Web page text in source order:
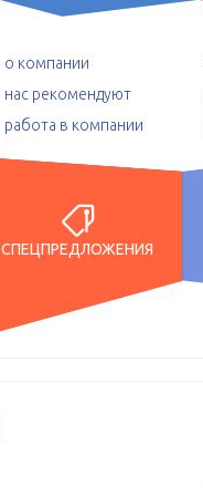
о компании
нас рекомендуют
работа в компании
СПЕЦПРЕДЛОЖЕНИЯ